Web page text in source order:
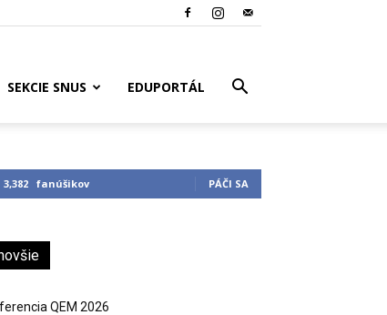
SEKCIE SNUS EDUPORTÁL
3,382 fanúšikov PÁČI SA
QEM 2026